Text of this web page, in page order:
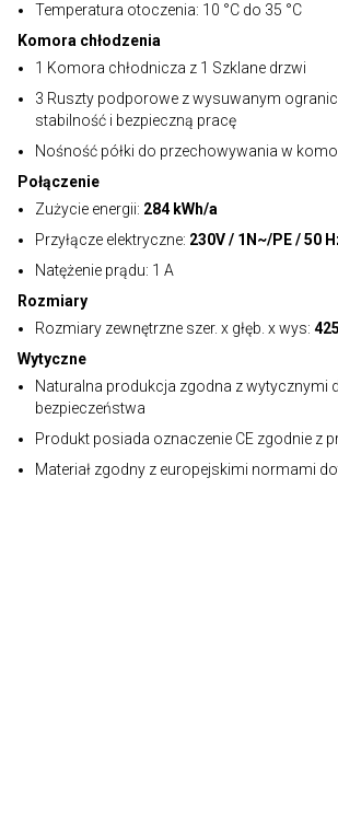
Temperatura otoczenia: 10 °C do 35 °C
Komora chłodzenia
1 Komora chłodnicza z 1 Szklane drzwi
3 Ruszty podporowe z wysuwanym
stabilność i bezpieczną pracę
Nośność półki do przechowywania w
Połączenie
Zużycie energii: 284 kWh/a
Przyłącze elektryczne: 230V / 1N~/PE / 50
Natężenie prądu: 1 A
Rozmiary
Rozmiary zewnętrzne szer. x głęb. x wys:
Wytyczne
Naturalna produkcja zgodna z wytycznymi
bezpieczeństwa
Produkt posiada oznaczenie CE zgodnie z
Materiał zgodny z europejskimi normami